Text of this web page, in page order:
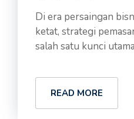
Di era persaingan
ketat, strategi
salah satu kunci
READ MORE